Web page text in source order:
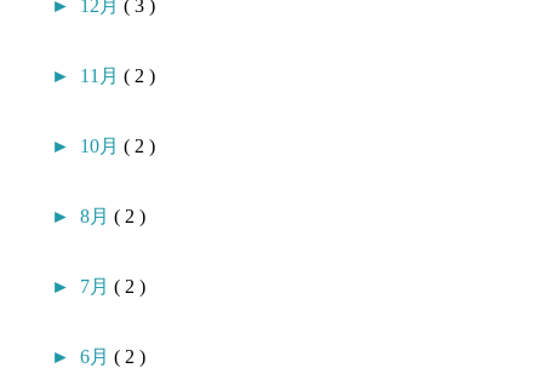
► 12月( 3 )
► 11月( 2 )
► 10月( 2 )
►8月( 2 )
► 7月( 2 )
►6月( 2 )